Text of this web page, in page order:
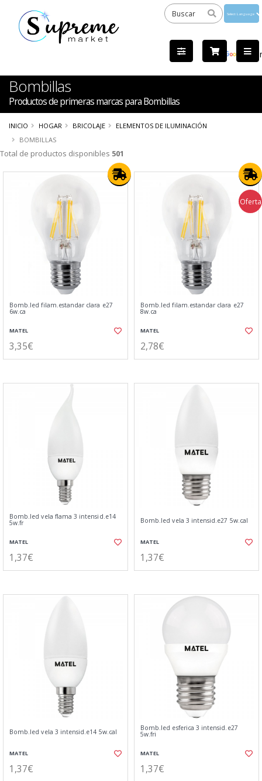
by
Bombillas
Productos de primeras marcas para Bombillas
INICIO HOGAR BRICOLAJE
ELEMENTOS DE ILUMINACIÓN
BOMBILLAS
Total de productos disponibles 501
Bomb.led filam.estandar clara e27
6w.ca
MATEL
3,35€
Oferta
Bomb.led filam.estandar clara e27
8w.ca
MATEL
2,78€
Bomb.led vela flama 3 intensid.e14
5w.fr
MATEL
1,37€
Bomb.led vela 3 intensid.e27 5w.cal
MATEL
1,37€
Bomb.led vela 3 intensid.e14 5w.cal
MATEL
1,37€
Bomb.led esferica 3 intensid.e27
5w.fri
MATEL
1,37€